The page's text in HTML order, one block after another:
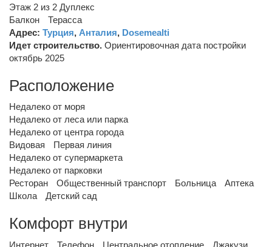
Этаж 2 из 2 Дуплекс
Балкон
Терасса
Адрес: Турция, Анталия, Dosemealti
Идет строительство. Ориентировочная дата постройки
октябрь 2025
Расположение
Недалеко от моря
Недалеко от леса или парка
Недалеко от центра города
Видовая
Первая линия
Недалеко от супермаркета
Недалеко от парковки
Ресторан
Общественный транспорт Больница
Аптека
Школа
Детский сад
Комфорт внутри
Интернет Телефон Центральное отопление
Джакузи